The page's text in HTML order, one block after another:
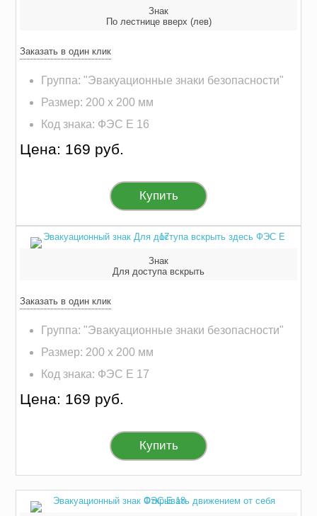
Знак
По лестнице вверх (лев)
Заказать в один клик
Группа: "Эвакуационные знаки безопасности"
Размер: 200 х 200 мм
Код знака: ФЭС E 16
Цена: 169 руб.
Купить
Знак
Для доступа вскрыть
Заказать в один клик
Группа: "Эвакуационные знаки безопасности"
Размер: 200 х 200 мм
Код знака: ФЭС E 17
Цена: 169 руб.
Купить